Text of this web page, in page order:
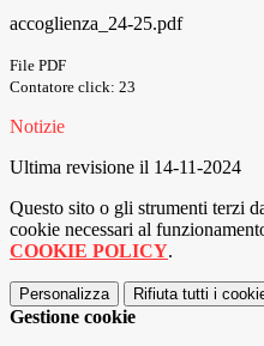
accoglienza_24-25.pdf
File PDF
Contatore click: 23
Notizie
Ultima revisione il 14-11-2024
Questo sito o gli strumenti terzi
cookie necessari al
COOKIE POLICY.
Personalizza Rifiuta tutti i
Gestione cookie